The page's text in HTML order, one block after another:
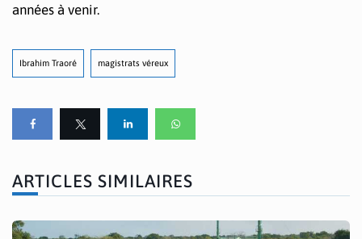
années à venir.
Ibrahim Traoré magistrats véreux
ARTICLES SIMILAIRES